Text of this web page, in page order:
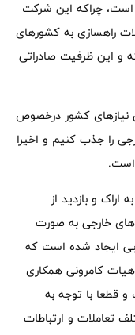
است، چراکه این شرکت
راهسازی به کشورهای
و این ظرفیت صادراتی
نیازهای کشور درخصوص
را جذب کنیم و اخیرا
است.
و بازدید از
خارجی به صورت
ایجاد شده است که
هیات کامرونی همکاری
قطعا با توجه به
تعاملات و ارتباطات